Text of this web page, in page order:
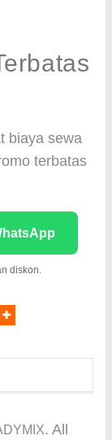
biaya sewa
terbatas
diskon.
. All